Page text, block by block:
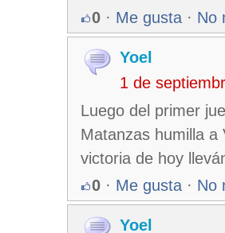
0 · Me gusta · No
Yoel
1 de
Luego del primer
Matanzas humilla
victoria de hoy
0 · Me gusta · No
Yoel